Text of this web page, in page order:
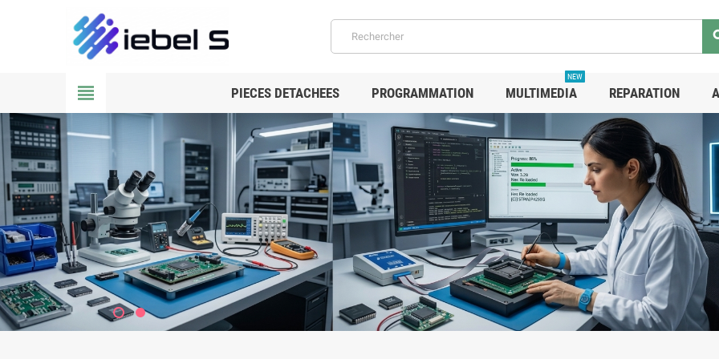
view_headline PIECES DETACHEES PROGRAMMATION MULTIMEDIA
NEW
REPARATION